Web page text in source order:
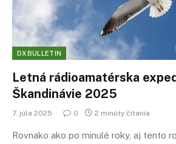
DXBULLETIN
Letná rádioamatérska
Škandinávie 2025
7. júla 2025 0 2 minúty čítania
Rovnako ako po minulé roky, aj tento